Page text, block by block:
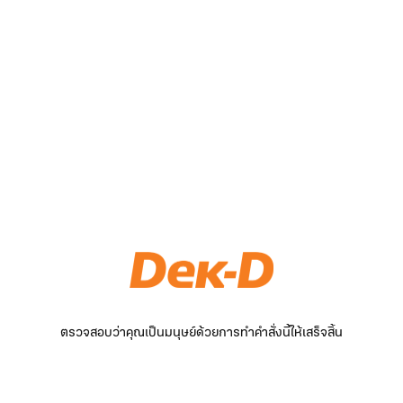
ตรวจสอบว่าคุณเป็นมนุษย์ด้วยการทำคำสั่งนี้ให้เสร็จสิ้น